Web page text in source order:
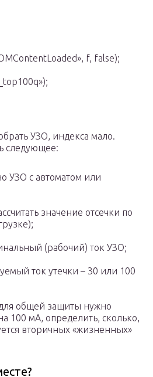
f, false);
УЗО, индекса мало.
следующее:
УЗО с автоматом или
значение отсечки по
(рабочий) ток УЗО;
ток утечки – 30 или 100
общей защиты нужно
100 мА, определить, сколько,
вторичных «жизненных»